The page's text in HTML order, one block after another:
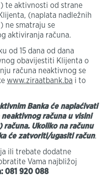
te aktivnosti od strane
(naplata nadležnih
ne smatraju se
aktiviranja računa.
od 15 dana od dana
obavijestiti Klijenta o
računa neaktivnog se
www.ziraatbank.ba i to
Banka će naplaćivati
računa u visini
Ukoliko na računu
će zatvoriti/ugasiti račun.
ili trebate dodatne
Vama najbližoj
081 920 088